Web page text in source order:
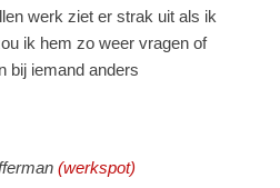
werk ziet er strak uit als ik
ik hem zo weer vragen of
bij iemand anders
(werkspot)